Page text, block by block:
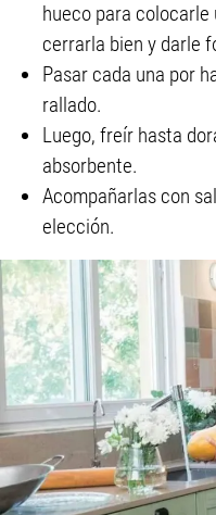
hueco para
cerrarla bien y darle
Pasar cada una por
rallado.
Luego, freír hasta
absorbente.
Acompañarlas con
elección.